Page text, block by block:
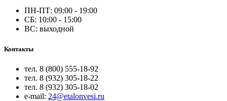
ПН-ПТ: 09:00 - 19:00
СБ: 10:00 - 15:00
ВС: выходной
Контакты
тел. 8 (800) 555-18-92
тел. 8 (932) 305-18-22
тел. 8 (932) 305-18-02
e-mail: 24@etalonvesi.ru